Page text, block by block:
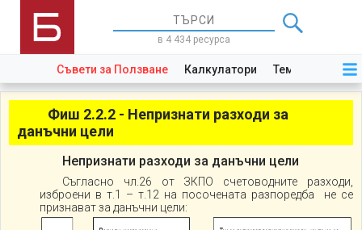
в 4 434 ресурса
Съвети за Ползване Калкулатори Теми Закони
Фиш 2.2.2 - Непризнати разходи за
данъчни цели
Непризнати разходи за данъчни цели
Съгласно чл.26 от ЗКПО счетоводните разходи,
изброени в т.1 – т.12 на посочената разпоредба не се
признават за данъчни цели: